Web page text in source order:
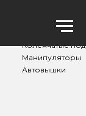
Подъемная
Коленчатые
Манипуляторы
Автовышки